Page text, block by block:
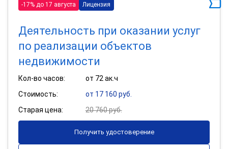
-17% до 17 августа Лицензия
Деятельность при оказании услуг
по реализации объектов
недвижимости
Кол-во часов:
от 72 ак.ч
Стоимость:
от 17 160 руб.
Старая цена:
20 760 руб.
Получить удостоверение